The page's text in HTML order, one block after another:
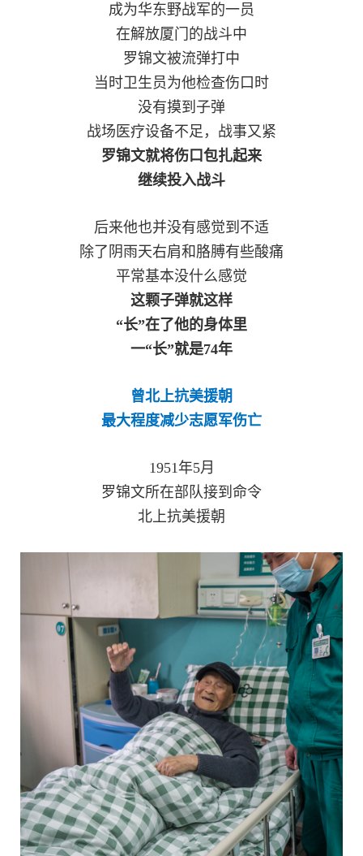
库
国
防
智
库
英
雄
范
英
模
范
军
风
役
军
役
人
役
人
服
务
化
国
防
文
化
国
防
色
文
成为华东野战军的一员
在解放厦门的战斗中
罗锦文被流弹打中
当时卫生员为他检查伤口时
没有摸到子弹
战场医疗设备不足，战事又紧
罗锦文就将伤口包扎起来
继续投入战斗
后来他也并没有感觉到不适
除了阴雨天右肩和胳膊有些酸痛
平常基本没什么感觉
这颗子弹就这样
“长”在了他的身体里
一“长”就是74年
曾北上抗美援朝
最大程度减少志愿军伤亡
1951年5月
罗锦文所在部队接到命令
北上抗美援朝